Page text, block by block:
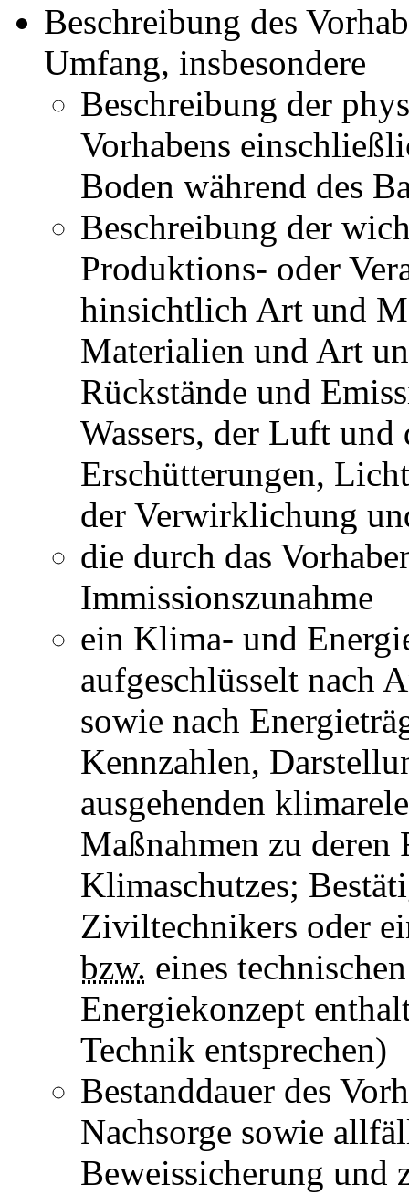
Beschreibung des
Umfang, insbesondere
Beschreibung der
Vorhabens
Boden während des
Beschreibung der
Produktions- oder
hinsichtlich Art und
Materialien und Art
Rückstände und
Wassers, der Luft und
Erschütterungen,
der Verwirklichung
die durch das
Immissionszunahme
ein Klima- und
aufgeschlüsselt nach
sowie nach
Kennzahlen,
ausgehenden
Maßnahmen zu
Klimaschutzes;
Ziviltechnikers oder
bzw. eines
Energiekonzept
Technik entsprechen)
Bestanddauer des
Nachsorge sowie
Beweissicherung und